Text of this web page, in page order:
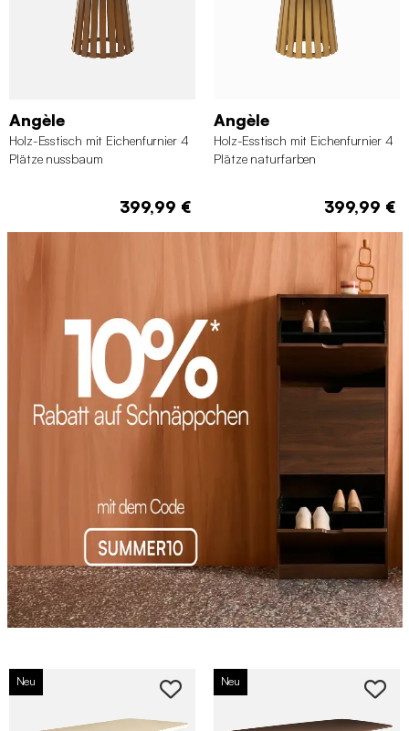
Angèle
Holz-Esstisch mit Eichenfurnier 4
Plätze nussbaum
399,99 €
Angèle
Holz-Esstisch mit Eichenfurnier 4
Plätze naturfarben
399,99 €
Neu Neu